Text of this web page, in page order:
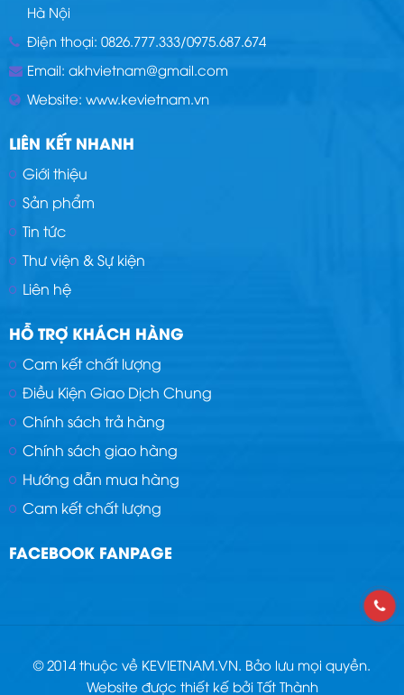
Hà Nội
Điện thoại: 0826.777.333/0975.687.674
Email: akhvietnam@gmail.com
Website: www.kevietnam.vn
LIÊN KẾT NHANH
Giới thiệu
Sản phẩm
Tin tức
Thư viện & Sự kiện
Liên hệ
HỖ TRỢ KHÁCH HÀNG
Cam kết chất lượng
Điều Kiện Giao Dịch Chung
Chính sách trả hàng
Chính sách giao hàng
Hướng dẫn mua hàng
Cam kết chất lượng
FACEBOOK FANPAGE
© 2014 thuộc về KEVIETNAM.VN. Bảo lưu mọi quyền.
Website được thiết kế bởi Tất Thành